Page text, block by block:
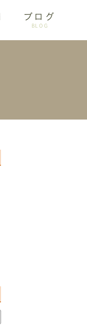
ブログ
BLOG